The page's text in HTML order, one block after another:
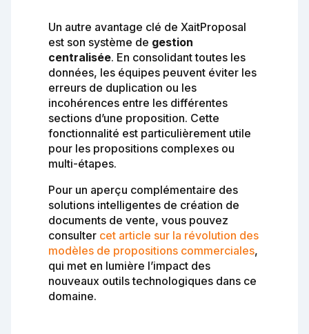
Un autre avantage clé de XaitProposal
est son système de gestion
centralisée. En consolidant toutes les
données, les équipes peuvent éviter les
erreurs de duplication ou les
incohérences entre les différentes
sections d’une proposition. Cette
fonctionnalité est particulièrement utile
pour les propositions complexes ou
multi-étapes.
Pour un aperçu complémentaire des
solutions intelligentes de création de
documents de vente, vous pouvez
consulter cet article sur la révolution des
modèles de propositions commerciales,
qui met en lumière l’impact des
nouveaux outils technologiques dans ce
domaine.